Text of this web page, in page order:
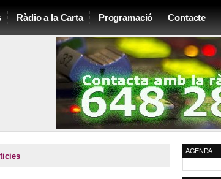
Ràdio a la Carta Programació Contacte
AGENDA